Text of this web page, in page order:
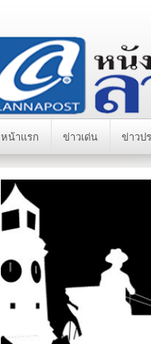
หน้าแรก ข่าวเด่น ข่าวป